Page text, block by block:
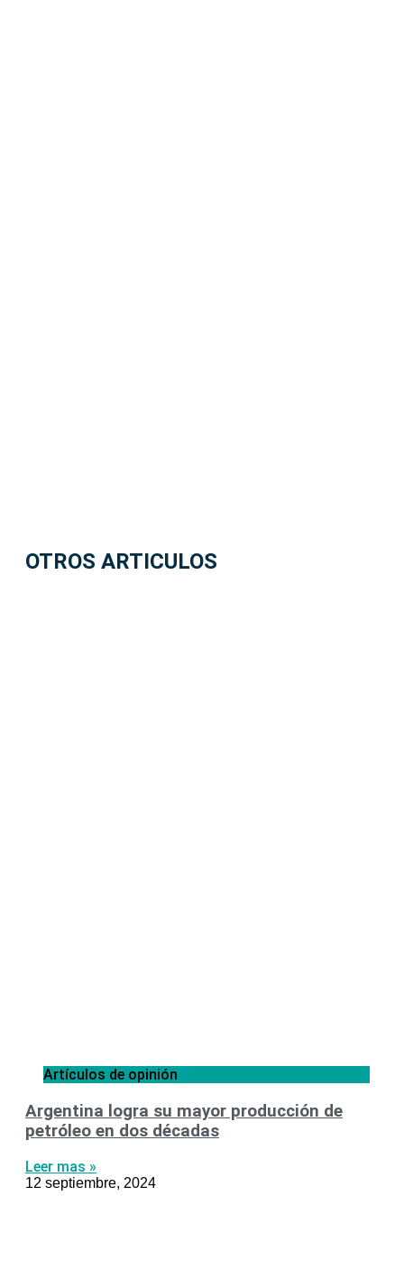
OTROS ARTICULOS
Artículos de opinión
Argentina logra su mayor producción de
petróleo en dos décadas
Leer mas »
12 septiembre, 2024